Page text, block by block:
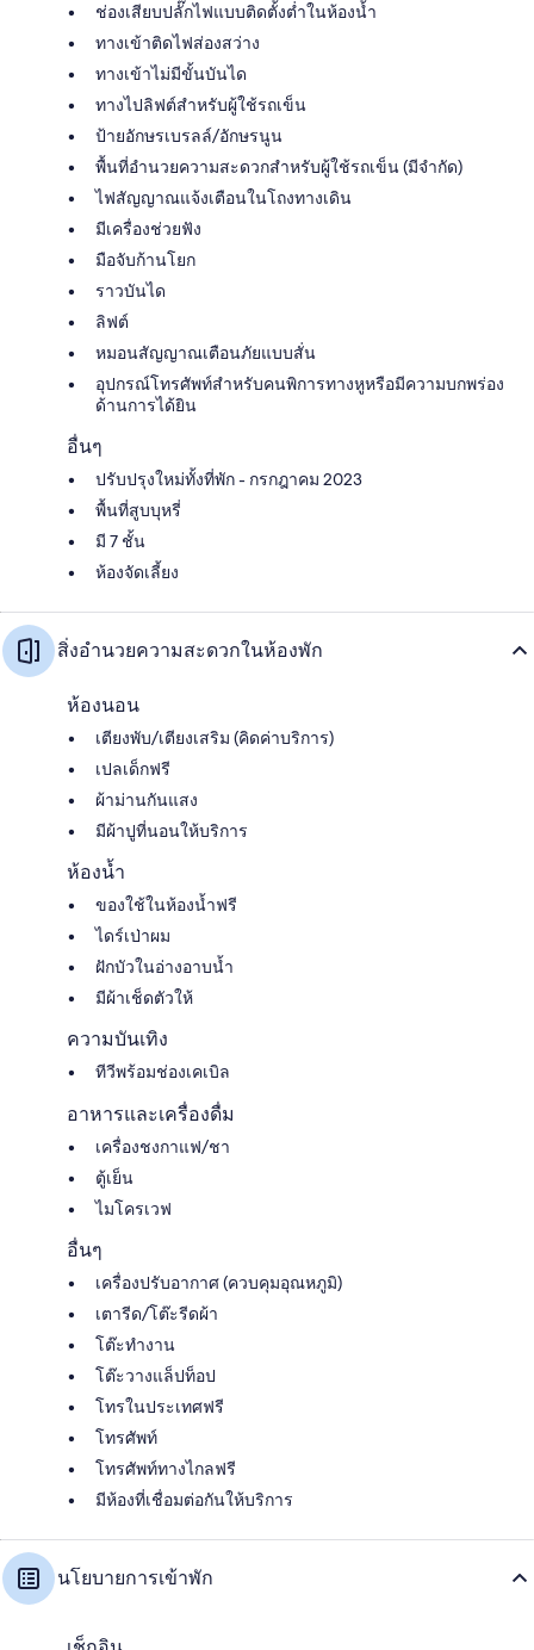
ช่องเสียบปลั๊กไฟแบบติดตั้งต่ำในห้องน้ำ
ทางเข้าติดไฟส่องสว่าง
ทางเข้าไม่มีขั้นบันได
ทางไปลิฟต์สำหรับผู้ใช้รถเข็น
ป้ายอักษรเบรลล์/อักษรนูน
พื้นที่อำนวยความสะดวกสำหรับผู้ใช้รถเข็น (มีจำกัด)
ไฟสัญญาณแจ้งเตือนในโถงทางเดิน
มีเครื่องช่วยฟัง
มือจับก้านโยก
ราวบันได
ลิฟต์
หมอนสัญญาณเตือนภัยแบบสั่น
อุปกรณ์โทรศัพท์สำหรับคนพิการทางหูหรือมีความบกพร่อง
ด้านการได้ยิน
อื่นๆ
ปรับปรุงใหม่ทั้งที่พัก - กรกฎาคม 2023
พื้นที่สูบบุหรี่
มี 7 ชั้น
ห้องจัดเลี้ยง
สิ่งอำนวยความสะดวกในห้องพัก
ห้องนอน
เตียงพับ/เตียงเสริม (คิดค่าบริการ)
เปลเด็กฟรี
ผ้าม่านกันแสง
มีผ้าปูที่นอนให้บริการ
ห้องน้ำ
ของใช้ในห้องน้ำฟรี
ไดร์เป่าผม
ฝักบัวในอ่างอาบน้ำ
มีผ้าเช็ดตัวให้
ความบันเทิง
ทีวีพร้อมช่องเคเบิล
อาหารและเครื่องดื่ม
เครื่องชงกาแฟ/ชา
ตู้เย็น
ไมโครเวฟ
อื่นๆ
เครื่องปรับอากาศ (ควบคุมอุณหภูมิ)
เตารีด/โต๊ะรีดผ้า
โต๊ะทำงาน
โต๊ะวางแล็ปท็อป
โทรในประเทศฟรี
โทรศัพท์
โทรศัพท์ทางไกลฟรี
มีห้องที่เชื่อมต่อกันให้บริการ
นโยบายการเข้าพัก